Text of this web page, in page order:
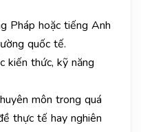
Pháp hoặc tiếng Anh
quốc tế.
kiến thức, kỹ năng
môn trong quá
thực tế hay nghiên